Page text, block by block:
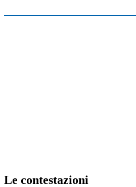
Le contestazioni